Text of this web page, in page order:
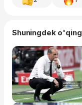
Shuningdek o'qing